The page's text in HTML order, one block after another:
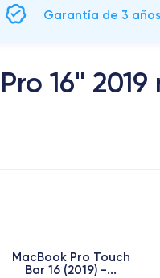
Garantía de 3 años
16"
MacBook Pro Touch
Bar 16 (2019) -...